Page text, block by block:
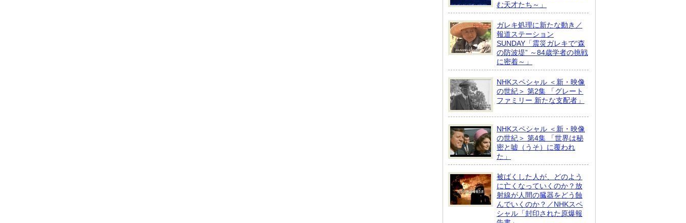
む天才たち～」
ガレキ処理に新たな動き／
報道ステーション
SUNDAY「震災ガレキで“森
の防波堤” ～84歳学者の挑戦
に密着～」
NHKスペシャル ＜新・映像
の世紀＞ 第2集 「グレート
ファミリー 新たな支配者」
NHKスペシャル ＜新・映像
の世紀＞ 第4集 「世界は秘
密と嘘（うそ）に覆われ
た」
被ばくした人が、どのよう
に亡くなっていくのか？放
射線が人間の臓器をどう蝕
んでいくのか？／NHKスペ
シャル「封印された原爆報